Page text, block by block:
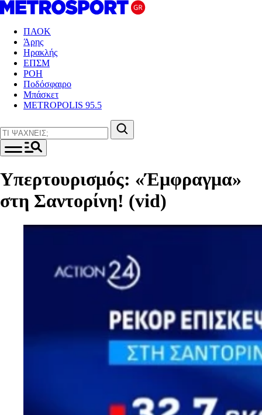
ΠΑΟΚ
Άρης
Ηρακλής
ΕΠΣΜ
ΡΟΗ
Ποδόσφαιρο
Μπάσκετ
METROPOLIS 95.5
Υπερτουρισμός: «Έμφραγμα»
στη Σαντορίνη! (vid)